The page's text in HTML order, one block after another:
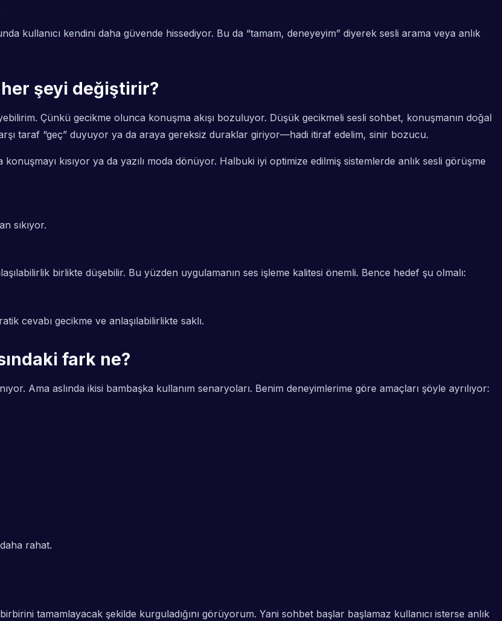
kullanıcı kendini daha güvende hissediyor. Bu da “tamam, deneyeyim” diyerek sesli arama veya anlık
şeyi değiştirir?
Çünkü gecikme olunca konuşma akışı bozuluyor. Düşük gecikmeli sesli sohbet, konuşmanın doğal
taraf “geç” duyuyor ya da araya gereksiz duraklar giriyor—hadi itiraf edelim, sinir bozucu.
kısıyor ya da yazılı moda dönüyor. Halbuki iyi optimize edilmiş sistemlerde anlık sesli görüşme
sıkıyor.
birlikte düşebilir. Bu yüzden uygulamanın ses işleme kalitesi önemli. Bence hedef şu olmalı:
cevabı gecikme ve anlaşılabilirlikte saklı.
fark ne?
Ama aslında ikisi bambaşka kullanım senaryoları. Benim deneyimlerime göre amaçları şöyle ayrılıyor:
rahat.
tamamlayacak şekilde kurguladığını görüyorum. Yani sohbet başlar başlamaz kullanıcı isterse anlık